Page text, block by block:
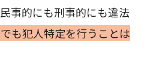
事的にも刑事的にも違法
も犯人特定を行うことは